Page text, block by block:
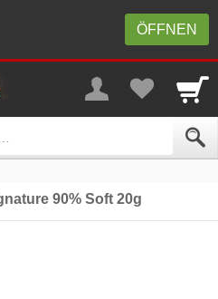
ÖFFNEN
90% Soft 20g